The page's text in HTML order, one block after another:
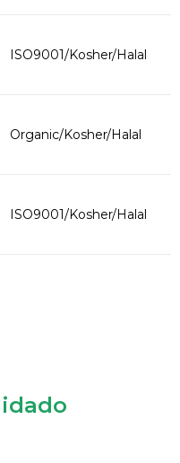
ISO9001/Kosher/Halal
Organic/Kosher/Halal
ISO9001/Kosher/Halal